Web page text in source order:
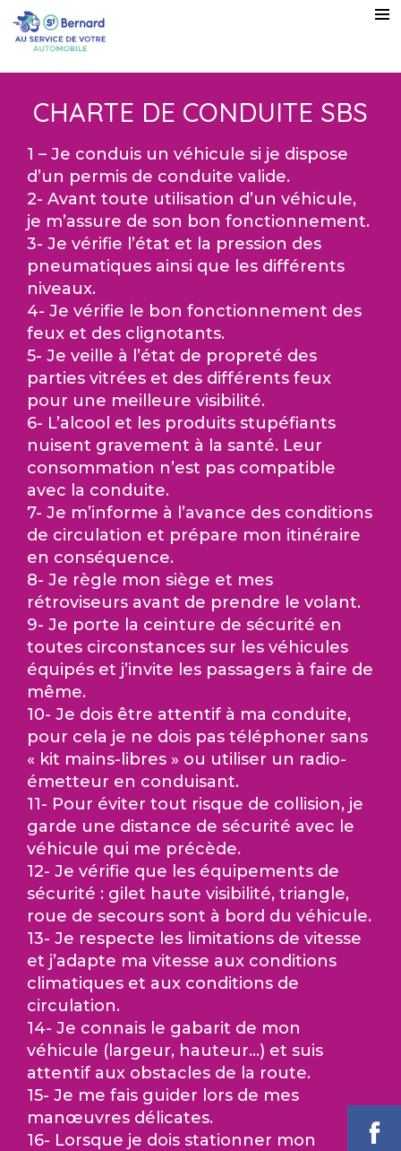
CHARTE DE CONDUITE SBS
1 – Je conduis un véhicule si je dispose
d’un permis de conduite valide.
2- Avant toute utilisation d’un véhicule,
je m’assure de son bon fonctionnement.
3- Je vérifie l’état et la pression des
pneumatiques ainsi que les différents
niveaux.
4- Je vérifie le bon fonctionnement des
feux et des clignotants.
5- Je veille à l’état de propreté des
parties vitrées et des différents feux
pour une meilleure visibilité.
6- L’alcool et les produits stupéfiants
nuisent gravement à la santé. Leur
consommation n’est pas compatible
avec la conduite.
7- Je m’informe à l’avance des conditions
de circulation et prépare mon itinéraire
en conséquence.
8- Je règle mon siège et mes
rétroviseurs avant de prendre le volant.
9- Je porte la ceinture de sécurité en
toutes circonstances sur les véhicules
équipés et j’invite les passagers à faire de
même.
10- Je dois être attentif à ma conduite,
pour cela je ne dois pas téléphoner sans
« kit mains-libres » ou utiliser un radio-
émetteur en conduisant.
11- Pour éviter tout risque de collision, je
garde une distance de sécurité avec le
véhicule qui me précède.
12- Je vérifie que les équipements de
sécurité : gilet haute visibilité, triangle,
roue de secours sont à bord du véhicule.
13- Je respecte les limitations de vitesse
et j’adapte ma vitesse aux conditions
climatiques et aux conditions de
circulation.
14- Je connais le gabarit de mon
véhicule (largeur, hauteur…) et suis
attentif aux obstacles de la route.
15- Je me fais guider lors de mes
manœuvres délicates.
16- Lorsque je dois stationner mon